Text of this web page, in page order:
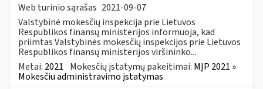
Web turinio sąrašas 2021-09-07
Valstybinė mokesčių inspekcija prie Lietuvos
Respublikos finansų ministerijos informuoja, kad
priimtas Valstybinės mokesčių inspekcijos prie Lietuvos
Respublikos finansų ministerijos viršininko...
Metai: 2021 Mokesčių įstatymų pakeitimai: MĮP 2021 »
Mokesčiu administravimo įstatymas